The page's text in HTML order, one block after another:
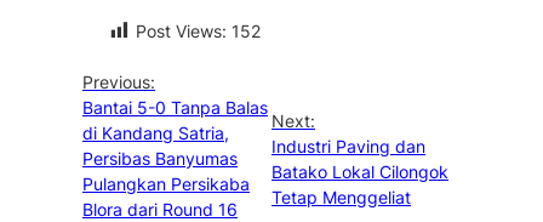
Post Views: 152
Previous:
Bantai 5-0 Tanpa Balas
di Kandang Satria,
Persibas Banyumas
Pulangkan Persikaba
Blora dari Round 16
Next:
Industri Paving dan
Batako Lokal Cilongok
Tetap Menggeliat